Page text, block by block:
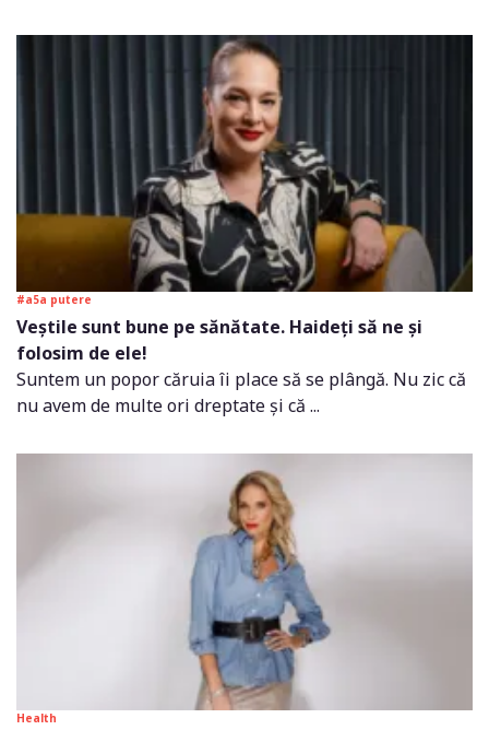
#a5a putere
Veștile sunt bune pe sănătate. Haideți să ne și
folosim de ele!
Suntem un popor căruia îi place să se plângă. Nu zic că
nu avem de multe ori dreptate și că ...
Health